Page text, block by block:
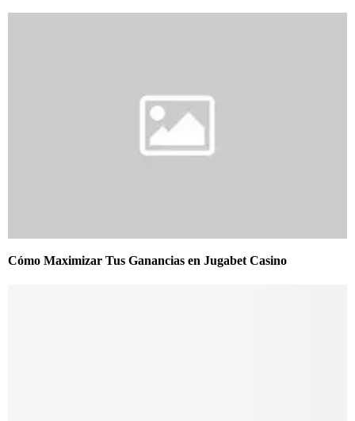
Cómo Maximizar Tus Ganancias en Jugabet Casino